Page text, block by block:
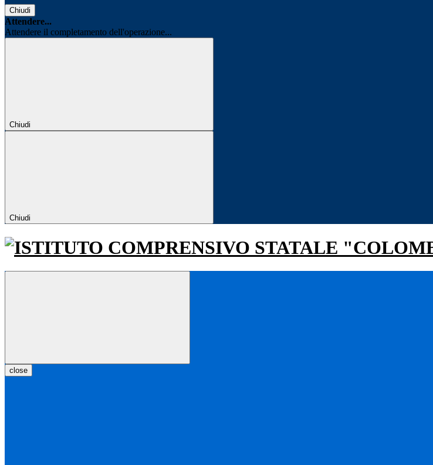
Chiudi
Attendere...
Attendere il completamento dell'operazione...
Chiudi
Chiudi
close